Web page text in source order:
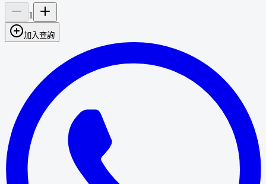
1
加入查詢